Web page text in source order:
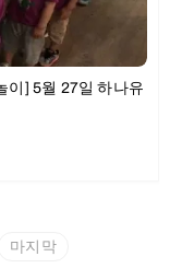
이] 5월 27일 하나유
마지막